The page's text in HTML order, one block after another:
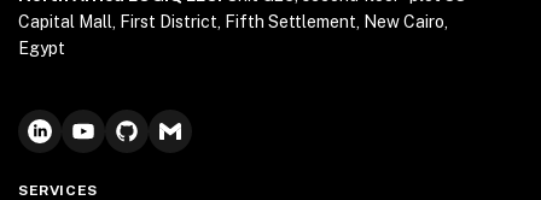
Capital Mall, First District, Fifth Settlement, New Cairo,
Egypt
SERVICES